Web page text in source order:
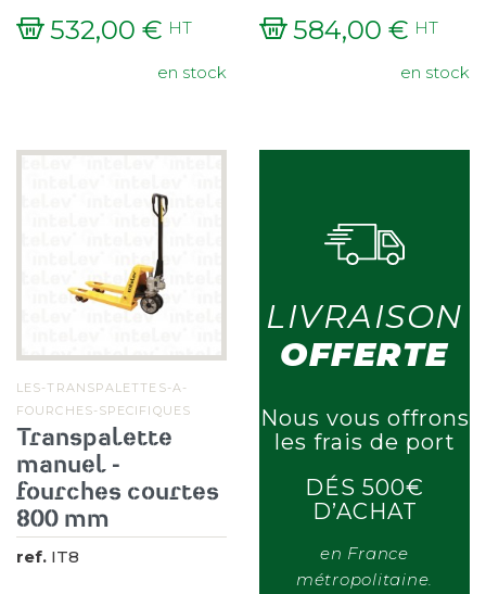
Prix
532,00 € HT
en stock
Prix
584,00 € HT
en stock
LES-TRANSPALETTES-A-
FOURCHES-SPECIFIQUES
Transpalette
manuel -
fourches courtes
800 mm
ref. IT8
LIVRAISON
OFFERTE
Nous vous offrons
les frais de port
DÉS 500€
D’ACHAT
en France
métropolitaine.